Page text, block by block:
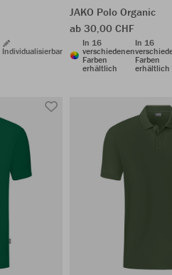
Individualisierbar
JAKO Polo Organic
ab 30,00 CHF
In 16
verschiedenen
Farben
erhältlich
In 16
Farben
erhältlich